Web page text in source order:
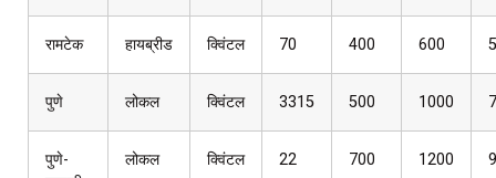
रामटेक हायब्रीड क्विंटल 70 400 600
पुणे लोकल क्विंटल 3315 500 1000
पुणे-
लोकल क्विंटल 22 700 1200